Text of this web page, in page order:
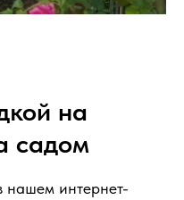
на
садом
нашем интернет-